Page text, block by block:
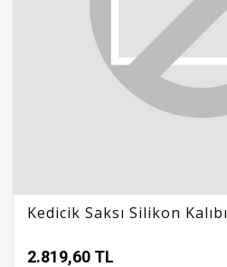
Kedicik Saksı Silikon Kalıbı
2.819,60 TL